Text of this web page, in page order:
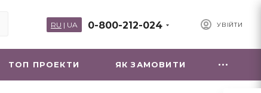
УВІЙТИ
0-800-212-024
RU | UA
ТОП ПРОЕКТИ ЯК ЗАМОВИТИ